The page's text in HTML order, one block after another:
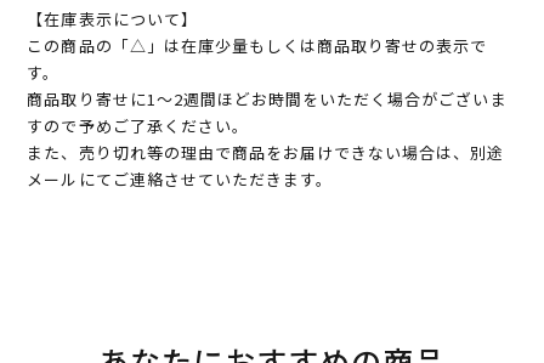
【在庫表示について】
この商品の「△」は在庫少量もしくは商品取り寄せの表示で
す。
商品取り寄せに1～2週間ほどお時間をいただく場合がございま
すので予めご了承ください。
また、売り切れ等の理由で商品をお届けできない場合は、別途
メールにてご連絡させていただきます。